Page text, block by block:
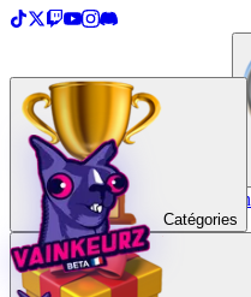
Créer une TopList
Catégories